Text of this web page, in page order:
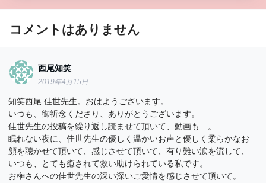
コメントはありません
西尾知笑
2019年4月15日
知笑西尾 佳世先生。おはようございます。
いつも、御祈念くださり、ありがとうございます。
佳世先生の投稿を繰り返し読ませて頂いて、動画も…。
眠れない夜に、佳世先生の優しく温かいお声と優しく柔らかなお
顔を聴かせて頂いて、感じさせて頂いて、有り難い涙を流して、
いつも、とても癒されて救い助けられている私です。
お榊さんへの佳世先生の深い深いご愛情を感じさせて頂いて。